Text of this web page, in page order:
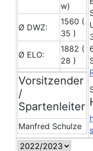
w)
Ø DWZ:
1560 (
35 )
Ø ELO:
1882 (
28 )
Vorsitzender
/
Spartenleiter
Manfred Schulze